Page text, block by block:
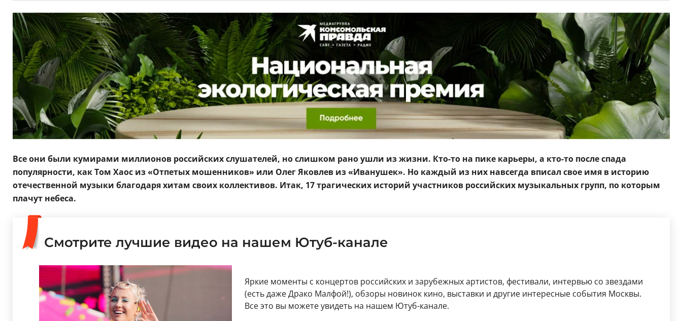
Всеони были кумирами миллионов российских слушателей, но слишком рано ушли из жизни. Кто-то на пике карьеры, а кто-то после спада
популярности, как Том Хаос из «Отпетых мошенников» или Олег Яковлев из «Иванушек». Но каждый из них навсегда вписал свое имя в историю
отечественной музыки благодаря хитам своих коллективов. Итак, 17 трагических историй участников российских музыкальных групп, по которым
плачут небеса.
Смотрите лучшие видео на нашем Ютуб-канале
Яркие моменты с концертов российских и зарубежных артистов, фестивали, интервью со звездами
(есть даже Драко Малфой!), обзоры новинок кино, выставки и другие интересные события Москвы.
Все это вы можете увидеть на нашем Ютуб-канале.